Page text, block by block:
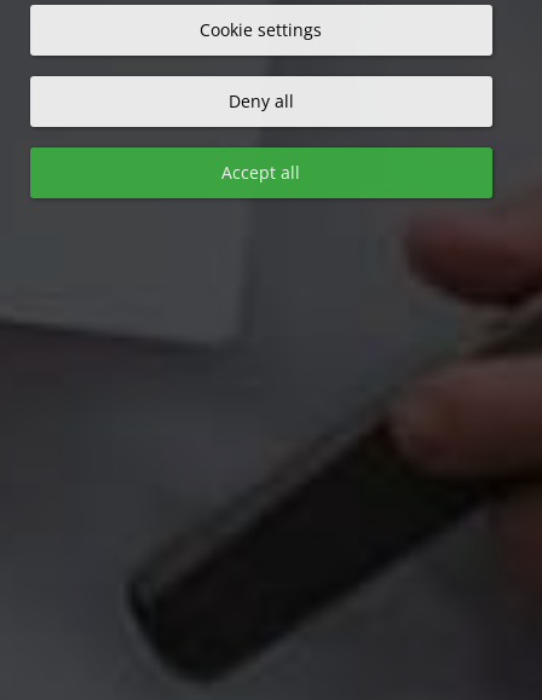
Cookie settings
Deny all
Accept all